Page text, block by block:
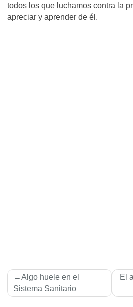
todos los que luchamos contra la
apreciar y aprender de él.
Navegación
de
Algo huele en el
Sistema Sanitario
El